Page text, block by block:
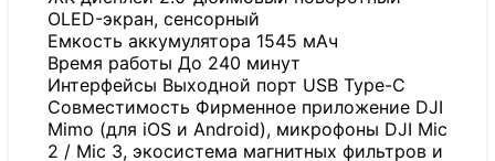
OLED-экран, сенсорный
Емкость аккумулятора 1545 мАч
Время работы До 240 минут
Интерфейсы Выходной порт USB Type-C
Совместимость Фирменное приложение DJI
Mimo (для iOS и Android), микрофоны DJI Mic
2 / Mic 3, экосистема магнитных фильтров и